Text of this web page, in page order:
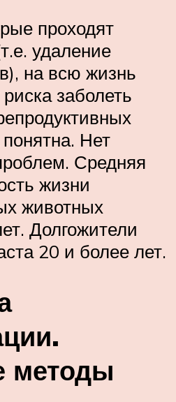
проходят
удаление
на всю жизнь
заболеть
понятна. Нет
Средняя
жизни
животных
Долгожители
20 и более лет.
методы